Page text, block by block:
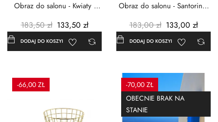
Obraz do salonu - Kwiaty -
183,50 zł 133,50 zł
DODAJ DO KOSZYKA
Obraz do salonu - Santorini -
183,00 zł 133,00 zł
DODAJ DO KOSZYKA
-66,00 ZŁ
-70,00 ZŁ
OBECNIE BRAK NA
STANIE